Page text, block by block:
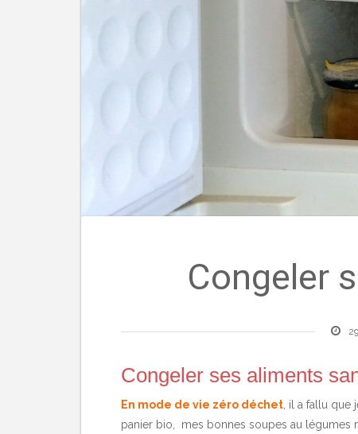
Congeler
Congeler ses aliments
En mode de vie zéro déchet , il a fallu
panier bio, mes bonnes soupes au légumes